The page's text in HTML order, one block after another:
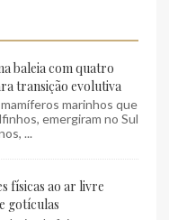
baleia com quatro
transição evolutiva
marinhos que
emergiram no Sul
...
físicas ao ar livre
gotículas